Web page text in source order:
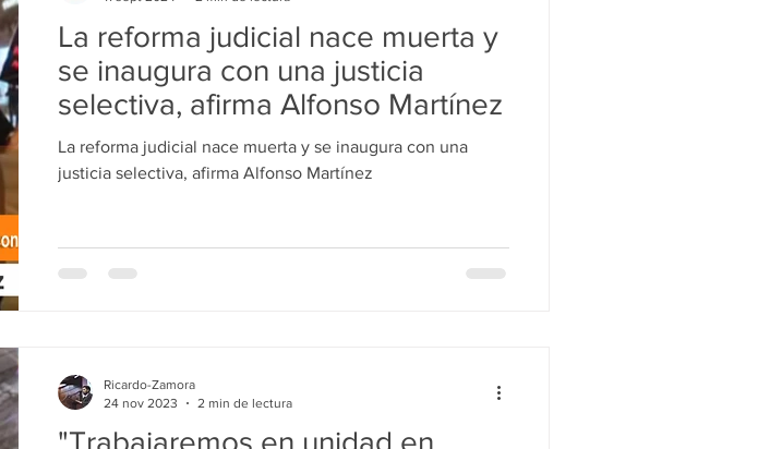
La reforma judicial nace muerta y
se inaugura con una justicia
selectiva, afirma Alfonso Martínez
La reforma judicial nace muerta y se inaugura con una
justicia selectiva, afirma Alfonso Martínez
"Trabajaremos en unidad en
Ricardo-Zamora
24 nov 2023
2 min de lectura